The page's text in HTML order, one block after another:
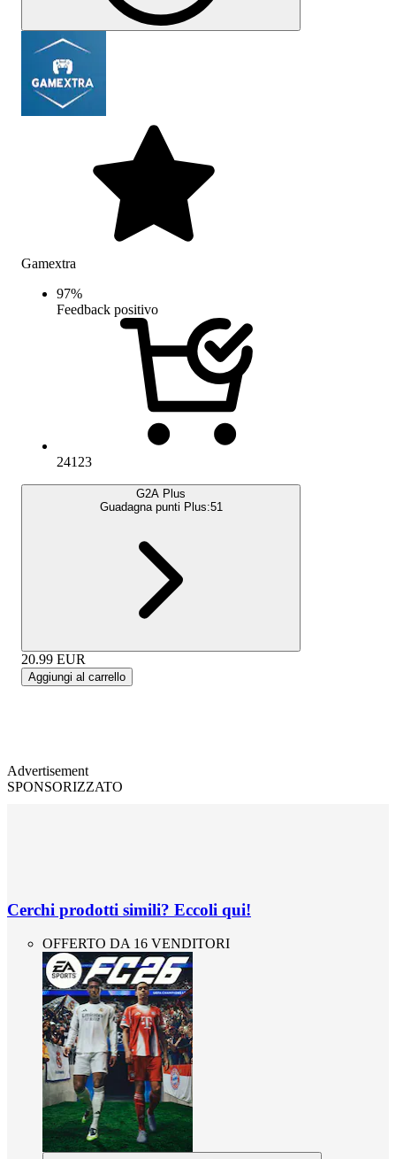
Gamextra
97%
Feedback positivo
24123
G2A Plus
Guadagna punti Plus:51
20.99 EUR
Aggiungi al carrello
Advertisement
SPONSORIZZATO
Cerchi prodotti simili? Eccoli qui!
OFFERTO DA 16 VENDITORI